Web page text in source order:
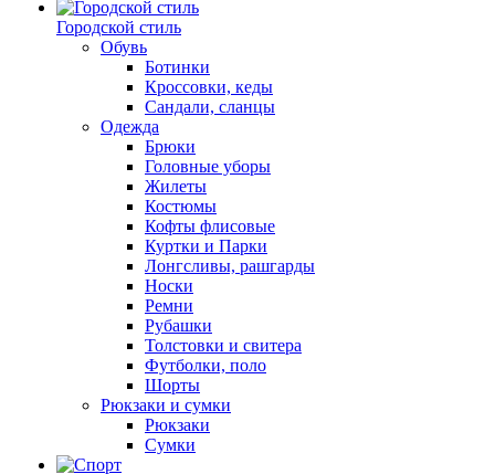
Городской стиль
Обувь
Ботинки
Кроссовки, кеды
Сандали, сланцы
Одежда
Брюки
Головные уборы
Жилеты
Костюмы
Кофты флисовые
Куртки и Парки
Лонгсливы, рашгарды
Носки
Ремни
Рубашки
Толстовки и свитера
Футболки, поло
Шорты
Рюкзаки и сумки
Рюкзаки
Сумки